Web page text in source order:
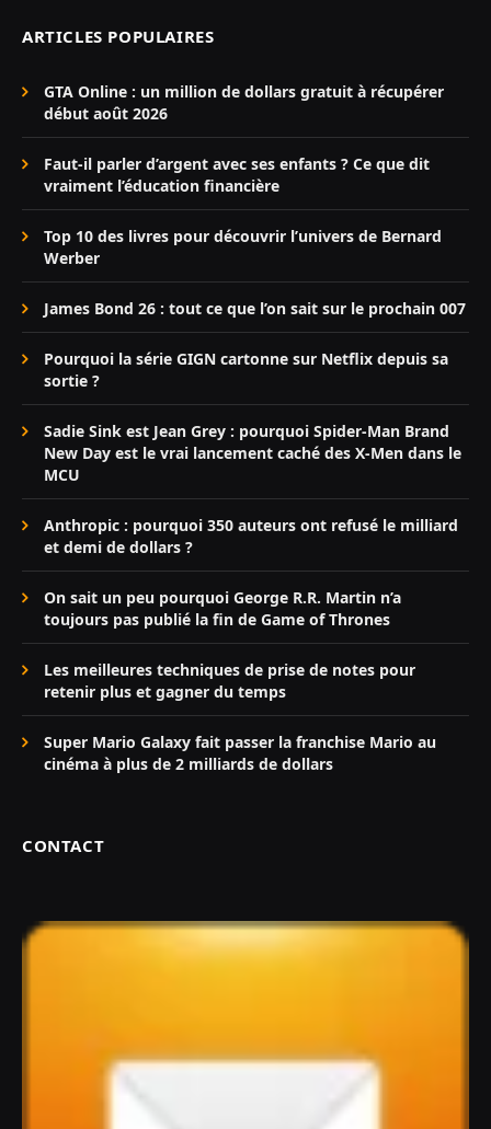
ARTICLES POPULAIRES
GTA Online : un million de dollars gratuit à récupérer
début août 2026
Faut-il parler d’argent avec ses enfants ? Ce que dit
vraiment l’éducation financière
Top 10 des livres pour découvrir l’univers de Bernard
Werber
James Bond 26 : tout ce que l’on sait sur le prochain 007
Pourquoi la série GIGN cartonne sur Netflix depuis sa
sortie ?
Sadie Sink est Jean Grey : pourquoi Spider-Man Brand
New Day est le vrai lancement caché des X-Men dans le
MCU
Anthropic : pourquoi 350 auteurs ont refusé le milliard
et demi de dollars ?
On sait un peu pourquoi George R.R. Martin n’a
toujours pas publié la fin de Game of Thrones
Les meilleures techniques de prise de notes pour
retenir plus et gagner du temps
Super Mario Galaxy fait passer la franchise Mario au
cinéma à plus de 2 milliards de dollars
CONTACT